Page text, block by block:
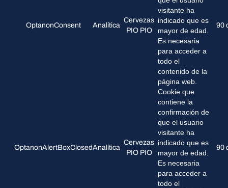
OptanonConsent Analítica
Cervezas
PIO PIO
visitante ha
indicado que es
mayor de edad.
Es necesaria
para acceder a
todo el
contenido de la
página web.
90
OptanonAlertBoxClosedAnalítica
Cervezas
PIO PIO
Cookie que
contiene la
confirmación de
que el usuario
visitante ha
indicado que es
mayor de edad.
Es necesaria
para acceder a
todo el
90